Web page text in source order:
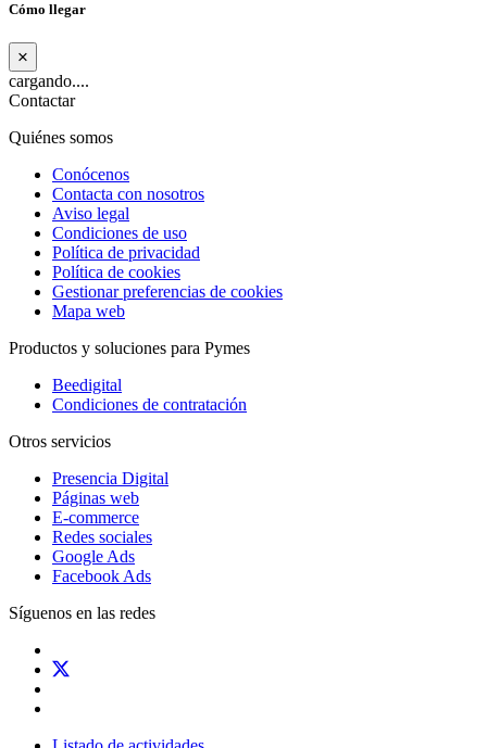
Cómo llegar
×
cargando....
Contactar
Quiénes somos
Conócenos
Contacta con nosotros
Aviso legal
Condiciones de uso
Política de privacidad
Política de cookies
Gestionar preferencias de cookies
Mapa web
Productos y soluciones para Pymes
Beedigital
Condiciones de contratación
Otros servicios
Presencia Digital
Páginas web
E-commerce
Redes sociales
Google Ads
Facebook Ads
Síguenos en las redes